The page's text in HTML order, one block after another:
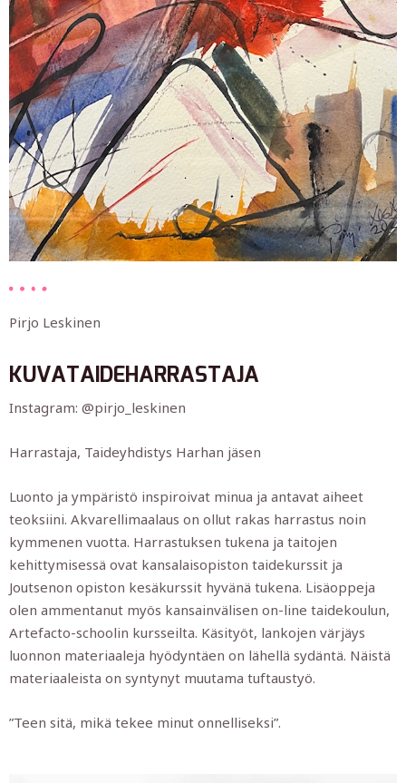
Pirjo Leskinen
KUVATAIDEHARRASTAJA
Instagram: @pirjo_leskinen
Harrastaja, Taideyhdistys Harhan jäsen
Luonto ja ympäristö inspiroivat minua ja antavat aiheet
teoksiini. Akvarellimaalaus on ollut rakas harrastus noin
kymmenen vuotta. Harrastuksen tukena ja taitojen
kehittymisessä ovat kansalaisopiston taidekurssit ja
Joutsenon opiston kesäkurssit hyvänä tukena. Lisäoppeja
olen ammentanut myös kansainvälisen on-line taidekoulun,
Artefacto-schoolin kursseilta. Käsityöt, lankojen värjäys
luonnon materiaaleja hyödyntäen on lähellä sydäntä. Näistä
materiaaleista on syntynyt muutama tuftaustyö.
”Teen sitä, mikä tekee minut onnelliseksi”.